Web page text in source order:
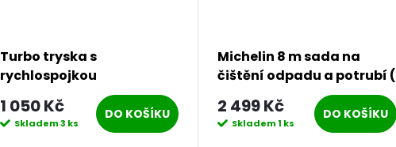
Turbo tryska s
rychlospojkou
1 050 Kč
Skladem3 ks
DO KOŠÍKU
Michelin 8 m sada na
čištění odpadu a potrubí (
MPX 150HL )
2 499 Kč
Skladem1 ks
DO KOŠÍKU